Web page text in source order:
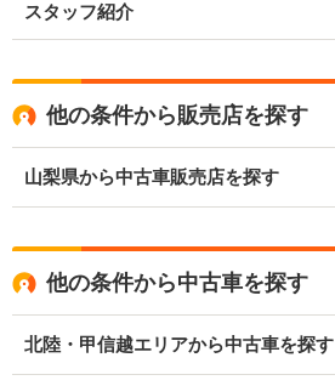
スタッフ紹介
他の条件から販売店を探す
山梨県から中古車販売店を探す
他の条件から中古車を探す
北陸・甲信越エリアから中古車を探す